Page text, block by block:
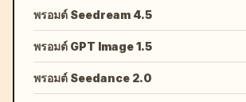
พรอมต์ Seedream 4.5
พรอมต์ GPT Image 1.5
พรอมต์ Seedance 2.0